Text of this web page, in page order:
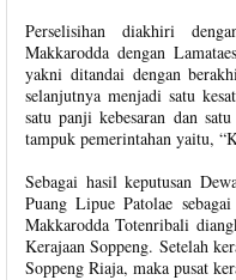
Perselisihan diakhiri
Makkarodda dengan
yakni ditandai dengan
selanjutnya menjadi satu
satu panji kebesaran dan
tampuk pemerintahan yaitu,
Sebagai hasil keputusan
Puang Lipue Patolae
Makkarodda Totenribali
Kerajaan Soppeng. Setelah
Soppeng Riaja, maka pusat